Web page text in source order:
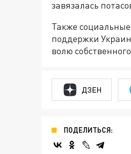
завязалась
Также
поддержки
волю
ДЗЕН
ПОДЕЛИТЬСЯ: